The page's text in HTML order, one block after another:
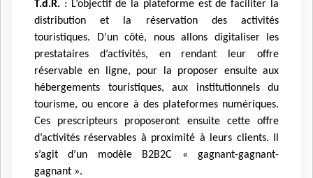
T.d.R. : L’objectif de la plateforme est de faciliter la
distribution et la réservation des activités
touristiques. D’un côté, nous allons digitaliser les
prestataires d’activités, en rendant leur offre
réservable en ligne, pour la proposer ensuite aux
hébergements touristiques, aux institutionnels du
tourisme, ou encore à des plateformes numériques.
Ces prescripteurs proposeront ensuite cette offre
d’activités réservables à proximité à leurs clients. Il
s’agit d’un modèle B2B2C « gagnant-gagnant-
gagnant ».